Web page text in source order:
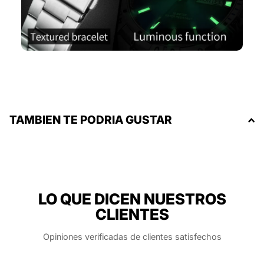
TAMBIEN TE PODRIA GUSTAR
LO QUE DICEN NUESTROS
CLIENTES
Opiniones verificadas de clientes satisfechos